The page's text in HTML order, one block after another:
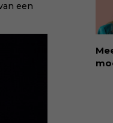
een